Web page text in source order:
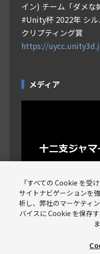
イン) チーム「ダメな
#Unity杯 2022年 シ
クリプティング賞
https://
メディア
「すべての Cookie を受
サイトナビゲーションを
析し、弊社のマーケティ
バイスに Cookie を保存